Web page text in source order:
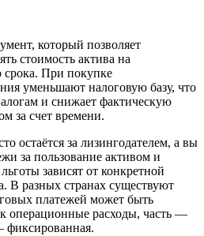
который позволяет
стоимость актива на
срока. При покупке
уменьшают налоговую базу, что
и снижает фактическую
за счет времени.
остаётся за лизингодателем, а вы
за пользование активом и
зависят от конкретной
В разных странах существуют
платежей может быть
операционные расходы, часть —
фиксированная.